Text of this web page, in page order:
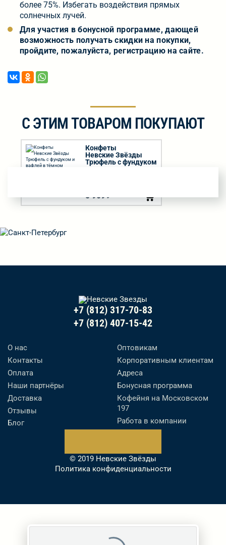
более 75%. Избегать воздействия прямых
солнечных лучей.
Для участия в бонусной программе, дающей
возможность получать скидки на покупки,
пройдите, пожалуйста, регистрацию на сайте.
С ЭТИМ ТОВАРОМ ПОКУПАЮТ
Конфеты
Невские Звёзды
Трюфель с фундуком
5 909₽
+7 (812) 317-70-83
+7 (812) 407-15-42
О нас
Контакты
Оплата
Наши партнёры
Доставка
Отзывы
Блог
Оптовикам
Корпоративным клиентам
Адреса
Бонусная программа
Кофейня на Московском
197
Работа в компании
© 2019 Невские Звёзды
Политика конфиденциальности